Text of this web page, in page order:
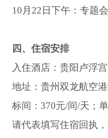
10 月 22 日下午：专题
四、住宿安排
入住酒店：贵阳卢浮
地址：贵州双龙航空
标间： 370元/间/天；
请代表填写住宿回执，